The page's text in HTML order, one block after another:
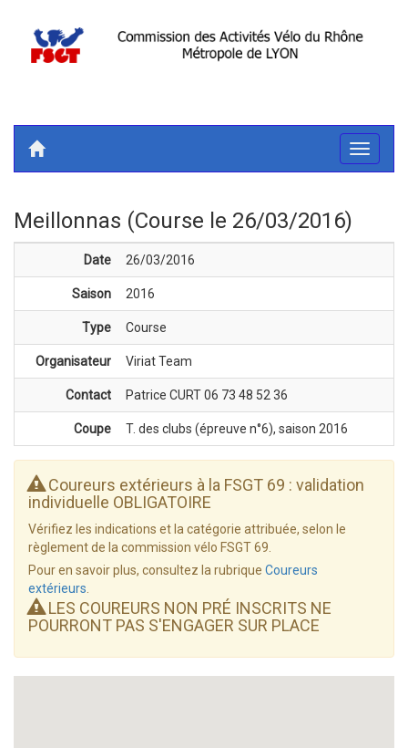
Toggle
Meillonnas (Course le 26/03/2016)
Date 26/03/2016
Saison 2016
Type Course
Organisateur Viriat Team
Contact Patrice CURT 06 73 48 52 36
Coupe T. des clubs (épreuve n°6), saison 2016
Coureurs extérieurs à la FSGT 69 : validation
individuelle OBLIGATOIRE
Vérifiez les indications et la catégorie attribuée, selon le
règlement de la commission vélo FSGT 69.
Pour en savoir plus, consultez la rubrique Coureurs
extérieurs
LES COUREURS NON PRÉ INSCRITS NE
POURRONT PAS S'ENGAGER SUR PLACE